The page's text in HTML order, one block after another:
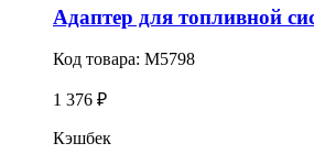
Адаптер для топливной
Код товара: M5798
1 376 ₽
Кэшбек